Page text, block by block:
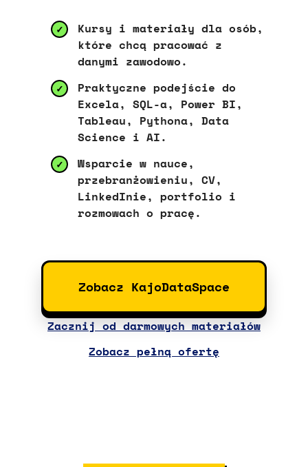
✓
Kursy i materiały dla osób,
które chcą pracować z
danymi zawodowo.
✓
Praktyczne podejście do
Excela, SQL-a, Power BI,
Tableau, Pythona, Data
Science i AI.
✓
Wsparcie w nauce,
przebranżowieniu, CV,
LinkedInie, portfolio i
rozmowach o pracę.
Zobacz KajoDataSpace
Zacznij od darmowych materiałów
Zobacz pełną ofertę